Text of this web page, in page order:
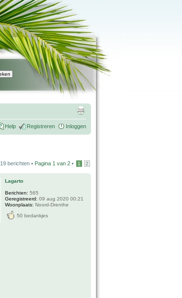
Help Registreren Inloggen
19 berichten • Pagina 1 van 2 • 1 2
Lagarto
Berichten: 565
Geregistreerd: 09 aug 2020 00:21
Woonplaats: Noord-Drenthe
50 bedankjes